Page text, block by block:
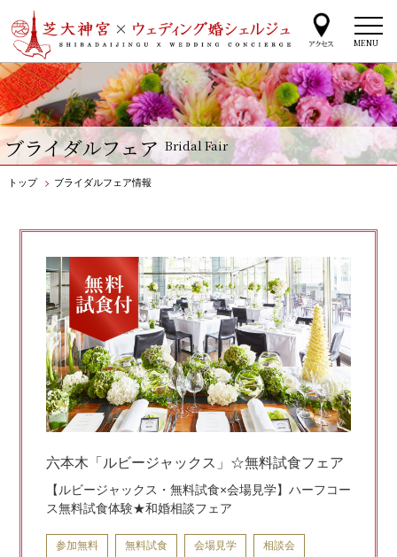
ブライダルフェア Bridal Fair
MENU
トップ > ブライダルフェア情報
六本木「ルビージャックス」☆無料試食フェア
【ルビージャックス・無料試食×会場見学】ハーフコー
ス無料試食体験★和婚相談フェア
参加無料 無料試食 会場見学 相談会